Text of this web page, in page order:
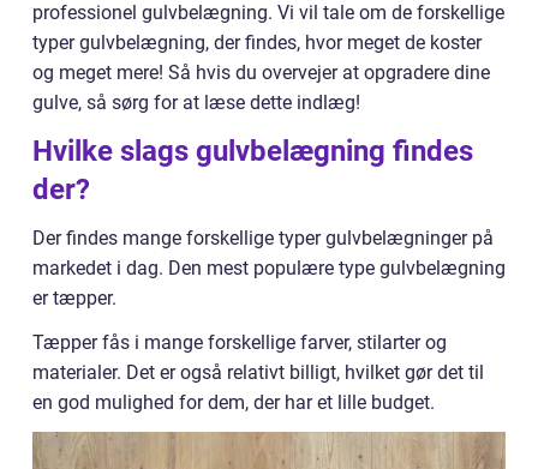
professionel gulvbelægning. Vi vil tale om de forskellige
typer gulvbelægning, der findes, hvor meget de koster
og meget mere! Så hvis du overvejer at opgradere dine
gulve, så sørg for at læse dette indlæg!
Hvilke slags gulvbelægning findes
der?
Der findes mange forskellige typer gulvbelægninger på
markedet i dag. Den mest populære type gulvbelægning
er tæpper.
Tæpper fås i mange forskellige farver, stilarter og
materialer. Det er også relativt billigt, hvilket gør det til
en god mulighed for dem, der har et lille budget.